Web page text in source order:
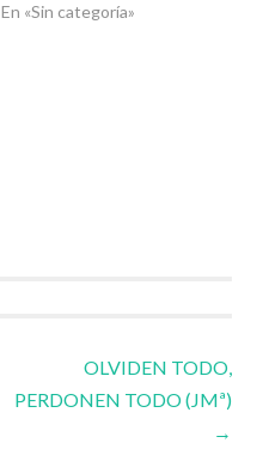
En «Sin categoría»
OLVIDEN TODO,
PERDONEN TODO (JMª)
→